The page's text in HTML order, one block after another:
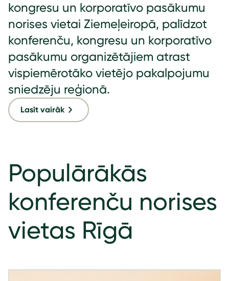
kongresu un korporatīvo pasākumu
norises vietai Ziemeļeiropā, palīdzot
konferenču, kongresu un korporatīvo
pasākumu organizētājiem atrast
vispiemērotāko vietējo pakalpojumu
sniedzēju reģionā.
Lasīt vairāk
Populārākās
konferenču norises
vietas Rīgā